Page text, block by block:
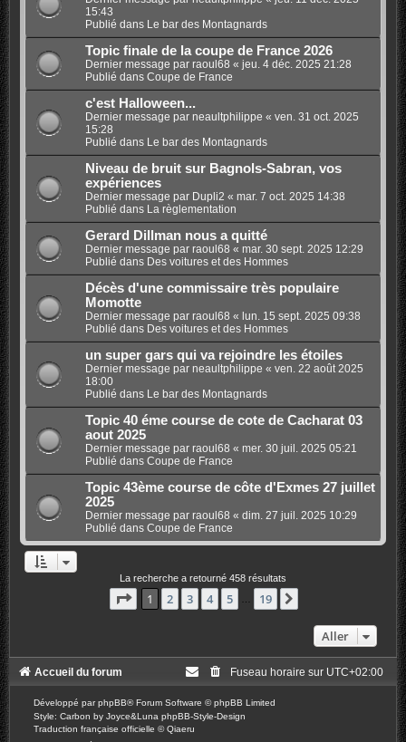
15:43
Publié dans Le bar des Montagnards
Topic finale de la coupe de France 2026
Dernier message par raoul68 « jeu. 4 déc. 2025 21:28
Publié dans Coupe de France
c'est Halloween...
Dernier message par neaultphilippe « ven. 31 oct. 2025
15:28
Publié dans Le bar des Montagnards
Niveau de bruit sur Bagnols-Sabran, vos
expériences
Dernier message par Dupli2 « mar. 7 oct. 2025 14:38
Publié dans La règlementation
Gerard Dillman nous a quitté
Dernier message par raoul68 « mar. 30 sept. 2025 12:29
Publié dans Des voitures et des Hommes
Décès d'une commissaire très populaire
Momotte
Dernier message par raoul68 « lun. 15 sept. 2025 09:38
Publié dans Des voitures et des Hommes
un super gars qui va rejoindre les étoiles
Dernier message par neaultphilippe « ven. 22 août 2025
18:00
Publié dans Le bar des Montagnards
Topic 40 éme course de cote de Cacharat 03
aout 2025
Dernier message par raoul68 « mer. 30 juil. 2025 05:21
Publié dans Coupe de France
Topic 43ème course de côte d'Exmes 27 juillet
2025
Dernier message par raoul68 « dim. 27 juil. 2025 10:29
Publié dans Coupe de France
La recherche a retourné 458 résultats
Page 1sur19
1 2 3 4 5 19
Aller
Accueil du forum Fuseau horaire sur UTC+02:00
Développé parphpBB® Forum Software © phpBB Limited
Style: Carbon by Joyce&Luna phpBB-Style-Design
Traduction française officielle ©Qiaeru